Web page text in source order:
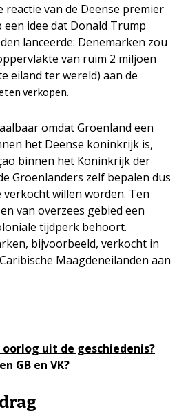
reactie van de Deense premier
idee dat Donald Trump
lanceerde: Denemarken zou
van ruim 2 miljoen
eiland ter wereld) aan de
verkopen.
omdat Groenland een
het Deense koninkrijk is,
binnen het Koninkrijk der
Groenlanders zelf bepalen dus
verkocht willen worden. Ten
van overzees gebied een
tijdperk behoort.
bijvoorbeeld, verkocht in
Maagdeneilanden aan
uit de geschiedenis?
GB en VK?